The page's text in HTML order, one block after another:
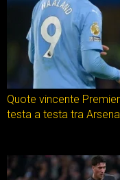
Quote vincente
testa a testa tra